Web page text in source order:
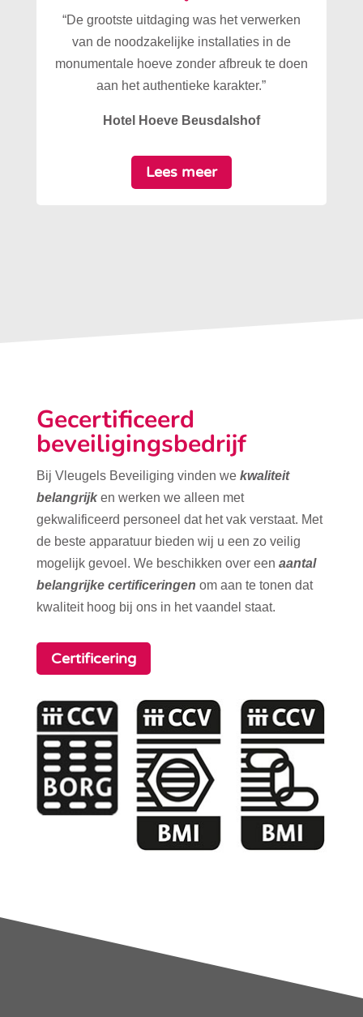
“De grootste uitdaging was het verwerken
van de noodzakelijke installaties in de
monumentale hoeve zonder afbreuk te doen
aan het authentieke karakter.”
Hotel Hoeve Beusdalshof
Lees meer
Gecertificeerd
beveiligingsbedrijf
Bij Vleugels Beveiliging vinden we kwaliteit
belangrijk en werken we alleen met
gekwalificeerd personeel dat het vak verstaat. Met
de beste apparatuur bieden wij u een zo veilig
mogelijk gevoel. We beschikken over een aantal
belangrijke certificeringen om aan te tonen dat
kwaliteit hoog bij ons in het vaandel staat.
Certificering